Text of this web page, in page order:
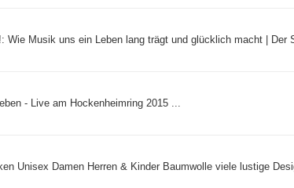
Wie Musik uns ein Leben lang trägt und glücklich macht | Der
- Live am Hockenheimring 2015 ...
Unisex Damen Herren & Kinder Baumwolle viele lustige